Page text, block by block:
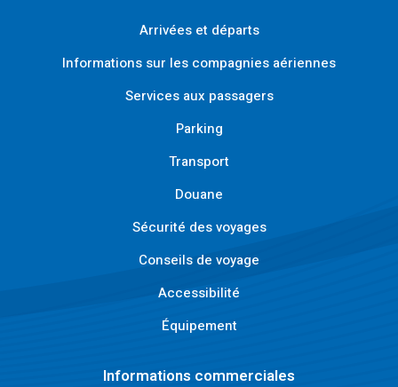
Arrivées et départs
Informations sur les compagnies aériennes
Services aux passagers
Parking
Transport
Douane
Sécurité des voyages
Conseils de voyage
Accessibilité
Équipement
Informations commerciales